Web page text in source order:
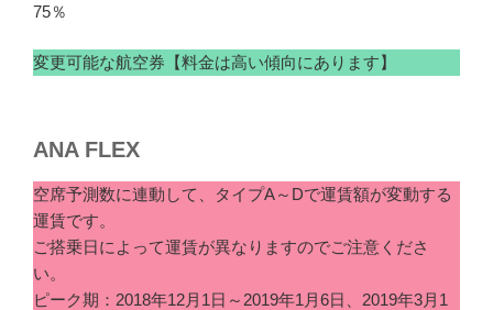
75％
変更可能な航空券【料金は高い傾向にあります】
ANA FLEX
空席予測数に連動して、タイプA～Dで運賃額が変動する
運賃です。
ご搭乗日によって運賃が異なりますのでご注意くださ
い。
ピーク期：2018年12月1日～2019年1月6日、2019年3月1